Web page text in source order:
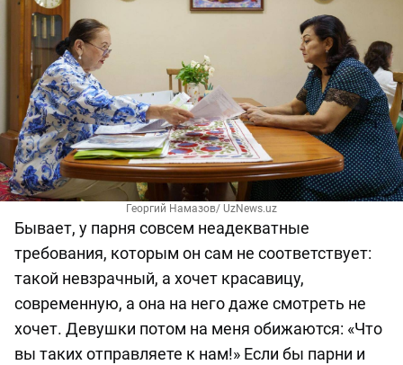
Георгий Намазов/ UzNews.uz
Бывает, у парня совсем неадекватные
требования, которым он сам не соответствует:
такой невзрачный, а хочет красавицу,
современную, а она на него даже смотреть не
хочет. Девушки потом на меня обижаются: «Что
вы таких отправляете к нам!» Если бы парни и